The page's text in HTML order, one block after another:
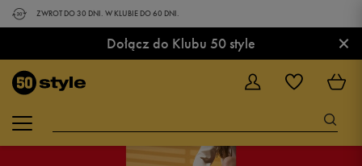
ZWROT DO 30 DNI. W KLUBIE DO 60 DNI.
Dołącz do Klubu 50 style ×